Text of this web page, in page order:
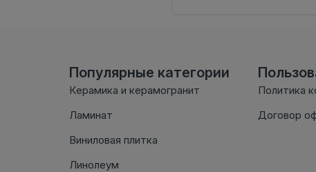
Популярные категории
Керамика и керамогранит
Ламинат
Виниловая плитка
Линолеум
Политика
Договор